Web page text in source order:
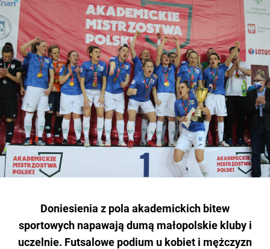
Doniesienia z pola akademickich bitew
sportowych napawają dumą małopolskie kluby i
uczelnie. Futsalowe podium u kobiet i mężczyzn